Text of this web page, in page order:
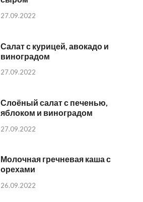
27.09.2022
Салат с курицей, авокадо и
виноградом
27.09.2022
Слоёный салат с печенью,
яблоком и виноградом
27.09.2022
Молочная гречневая каша с
орехами
26.09.2022